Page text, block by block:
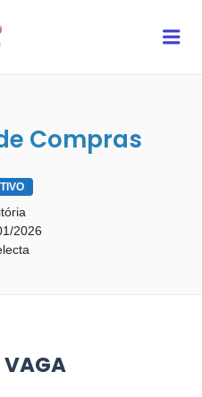
Compras
2026
VAGA